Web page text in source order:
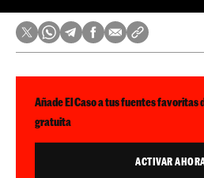
Añade El Caso a tus fuentes favoritas
gratuita
ACTIVAR